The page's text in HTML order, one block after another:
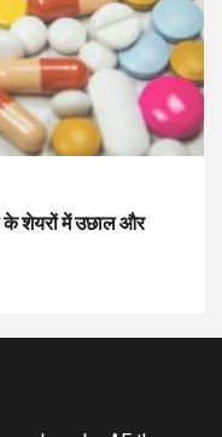
के शेयरों में उछाल और